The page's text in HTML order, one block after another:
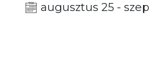
augusztus 25 -